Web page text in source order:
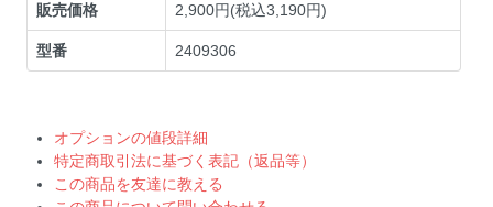
販売価格 2,900円(税込3,190円)
型番 2409306
オプションの値段詳細
特定商取引法に基づく表記（返品等）
この商品を友達に教える